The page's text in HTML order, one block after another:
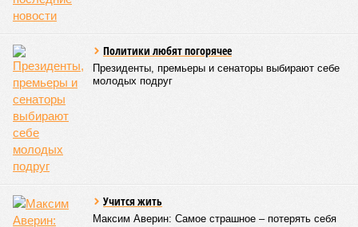
возникают
Гарник Туманян, политолог
– Вероятно, в случае разрыва концессии Пашинян со
своими европейскими партнёрами могут
инициировать новый проект на территории Армении
подобно трамповскому TRIPP, где будет создана
европейская концессия для управления путями, а
доходы от эксплуатации путей будут делиться плюс-
(74% – Вашингтону, 26% – Еревану).